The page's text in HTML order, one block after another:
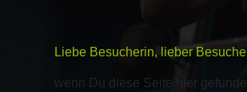
Liebe Besucherin, lieber
wenn Du diese Seite hier